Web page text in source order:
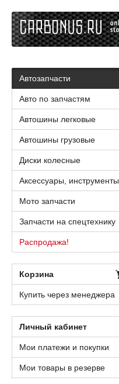
Автозапчасти
Авто по запчастям
Автошины легковые
Автошины грузовые
Диски колесные
Аксессуары, инструменты
Мото запчасти
Запчасти на спецтехнику
Распродажа!
Корзина
Купить через менеджера
Личный кабинет
Мои платежи и покупки
Мои товары в резерве